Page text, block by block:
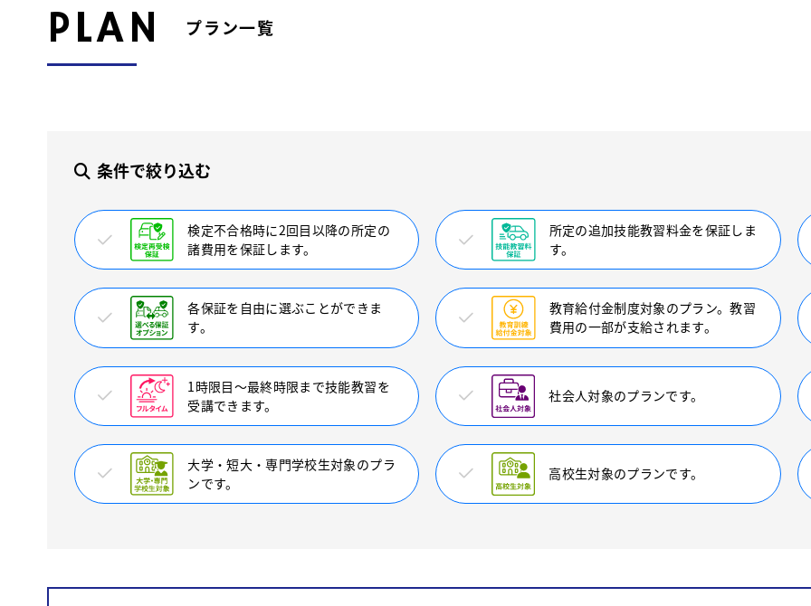
PLAN プラン一覧
条件で絞り込む
検定不合格時に2回目以降の所定の
諸費用を保証します。
所定の追加技能教習料金を保証しま
す。
各保証を自由に選ぶことができま
す。
教育給付金制度対象のプラン。教習
費用の一部が支給されます。
1時限目〜最終時限まで技能教習を
受講できます。
社会人対象のプランです。
大学・短大・専門学校生対象のプラ
ンです。
高校生対象のプランです。